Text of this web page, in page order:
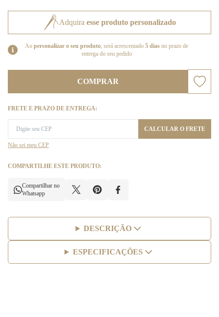
Adquira esse produto personalizado
Ao personalizar o seu produto, será acrescentado 5 dias no prazo de
entrega do seu pedido
COMPRAR
FRETE E PRAZO DE ENTREGA:
CALCULAR O FRETE
Não sei meu CEP
COMPARTILHE ESTE PRODUTO:
Compartilhar no
Whatsapp
DESCRIÇÃO
ESPECIFICAÇÕES